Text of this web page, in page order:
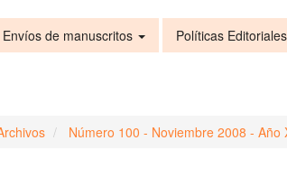
Envíos de manuscritos Políticas
Número 100 - Noviembre 2008 - Año